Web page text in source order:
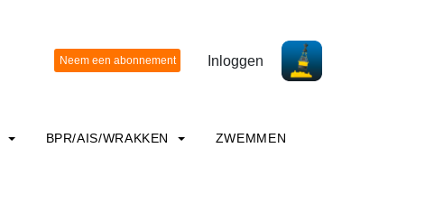
Inloggen
BPR/AIS/WRAKKEN ZWEMMEN